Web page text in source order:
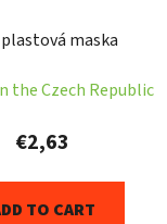
maska
the Czech Republic
€2,63
TO CART